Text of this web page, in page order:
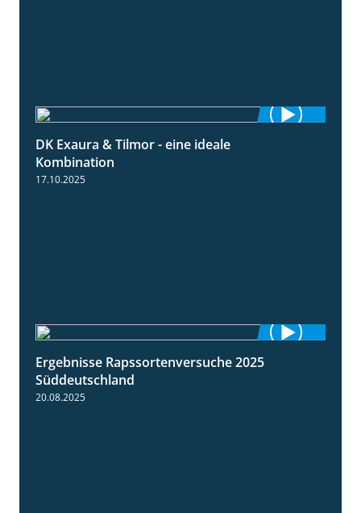
DK Exaura & Tilmor - eine ideale
Kombination
17.10.2025
Ergebnisse Rapssortenversuche 2025
Süddeutschland
20.08.2025